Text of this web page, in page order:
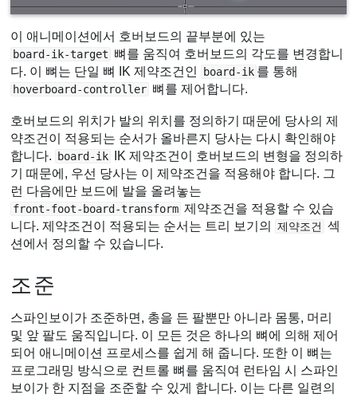
이 애니메이션에서 호버보드의 끝부분에 있는
board-ik-target 뼈를 움직여 호버보드의 각도를 변경합니
다. 이 뼈는 단일 뼈 IK 제약조건인
board-ik 를 통해
hoverboard-controller 뼈를 제어합니다.
호버보드의 위치가 발의 위치를 정의하기 때문에 당사의 제
약조건이 적용되는 순서가 올바른지 당사는 다시 확인해야
합니다.
board-ik
IK 제약조건이 호버보드의 변형을 정의하
기 때문에, 우선 당사는 이 제약조건을 적용해야 합니다. 그
런 다음에만 보드에 발을 올려놓는
front-foot-board-transform 제약조건을 적용할 수 있습
니다. 제약조건이 적용되는 순서는 트리 보기의
제약조건 섹
션에서 정의할 수 있습니다.
조준
스파인보이가 조준하면, 총을 든 팔뿐만 아니라 몸통, 머리
및 앞 팔도 움직입니다. 이 모든 것은 하나의 뼈에 의해 제어
되어 애니메이션 프로세스를 쉽게 해 줍니다. 또한 이 뼈는
프로그래밍 방식으로 컨트롤 뼈를 움직여 런타임 시 스파인
보이가 한 지점을 조준할 수 있게 합니다. 이는 다른 일련의